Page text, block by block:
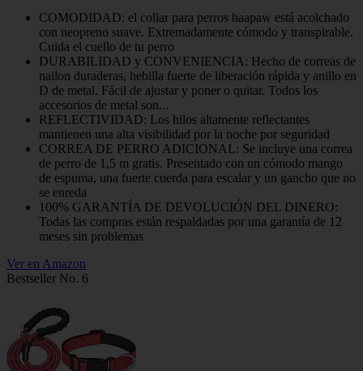
COMODIDAD: el collar para perros haapaw está acolchado
con neopreno suave. Extremadamente cómodo y transpirable.
Cuida el cuello de tu perro
DURABILIDAD y CONVENIENCIA: Hecho de correas de
nailon duraderas, hebilla fuerte de liberación rápida y anillo en
D de metal. Fácil de ajustar y poner o quitar. Todos los
accesorios de metal son...
REFLECTIVIDAD: Los hilos altamente reflectantes
mantienen una alta visibilidad por la noche por seguridad
CORREA DE PERRO ADICIONAL: Se incluye una correa
de perro de 1,5 m gratis. Presentado con un cómodo mango
de espuma, una fuerte cuerda para escalar y un gancho que no
se enreda
100% GARANTÍA DE DEVOLUCIÓN DEL DINERO:
Todas las compras están respaldadas por una garantía de 12
meses sin problemas
Ver en Amazon
Bestseller No. 6